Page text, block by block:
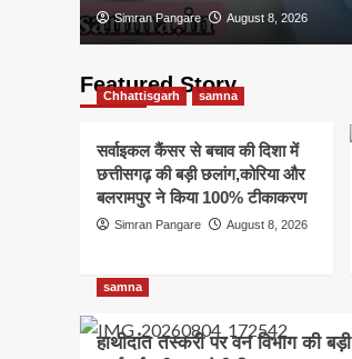
Simran Pangare August 8, 2026
Featured Story
Chhattisgarh samna
सर्वाइकल कैंसर से बचाव की दिशा में
छत्तीसगढ़ की बड़ी छलांग,कोरिया और
बलरामपुर ने किया 100% टीकाकरण
Simran Pangare August 8, 2026
samna
हाथीदांत तस्करी पर वन विभाग की बड़ी